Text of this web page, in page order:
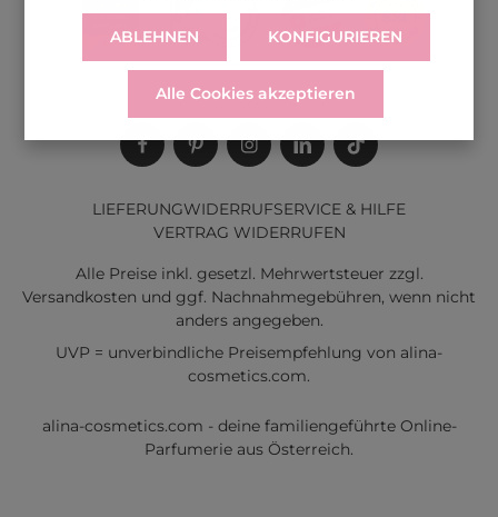
LIEFERUNGWIDERRUFSERVICE & HILFE
VERTRAG WIDERRUFEN
Alle Preise inkl. gesetzl. Mehrwertsteuer zzgl.
Versandkosten und ggf. Nachnahmegebühren, wenn nicht
anders angegeben.
UVP = unverbindliche Preisempfehlung von alina-
cosmetics.com.
alina-cosmetics.com - deine familiengeführte Online-
Parfumerie aus Österreich.
ABLEHNEN KONFIGURIEREN
Alle Cookies akzeptieren